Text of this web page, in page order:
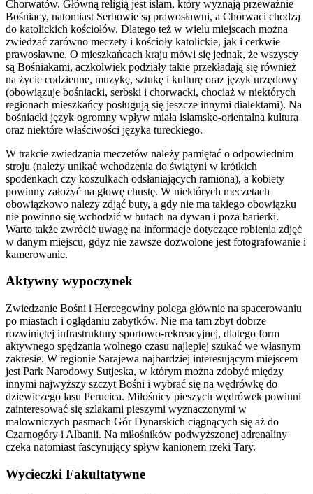
Chorwatów. Główną religią jest islam, który wyznają przeważnie
Bośniacy, natomiast Serbowie są prawosławni, a Chorwaci chodzą
do katolickich kościołów. Dlatego też w wielu miejscach można
zwiedzać zarówno meczety i kościoły katolickie, jak i cerkwie
prawosławne. O mieszkańcach kraju mówi się jednak, że wszyscy
są Bośniakami, aczkolwiek podziały takie przekładają się również
na życie codzienne, muzykę, sztukę i kulturę oraz język urzędowy
(obowiązuje bośniacki, serbski i chorwacki, chociaż w niektórych
regionach mieszkańcy posługują się jeszcze innymi dialektami). Na
bośniacki język ogromny wpływ miała islamsko-orientalna kultura
oraz niektóre właściwości języka tureckiego.
W trakcie zwiedzania meczetów należy pamiętać o odpowiednim
stroju (należy unikać wchodzenia do świątyni w krótkich
spodenkach czy koszulkach odsłaniających ramiona), a kobiety
powinny założyć na głowę chustę. W niektórych meczetach
obowiązkowo należy zdjąć buty, a gdy nie ma takiego obowiązku
nie powinno się wchodzić w butach na dywan i poza barierki.
Warto także zwrócić uwagę na informacje dotyczące robienia zdjęć
w danym miejscu, gdyż nie zawsze dozwolone jest fotografowanie i
kamerowanie.
Aktywny wypoczynek
Zwiedzanie Bośni i Hercegowiny polega głównie na spacerowaniu
po miastach i oglądaniu zabytków. Nie ma tam zbyt dobrze
rozwiniętej infrastruktury sportowo-rekreacyjnej, dlatego form
aktywnego spędzania wolnego czasu najlepiej szukać we własnym
zakresie. W regionie Sarajewa najbardziej interesującym miejscem
jest Park Narodowy Sutjeska, w którym można zdobyć między
innymi najwyższy szczyt Bośni i wybrać się na wędrówkę do
dziewiczego lasu Perucica. Miłośnicy pieszych wędrówek powinni
zainteresować się szlakami pieszymi wyznaczonymi w
malowniczych pasmach Gór Dynarskich ciągnących się aż do
Czarnogóry i Albanii. Na miłośników podwyższonej adrenaliny
czeka natomiast fascynujący spływ kanionem rzeki Tary.
Wycieczki Fakultatywne